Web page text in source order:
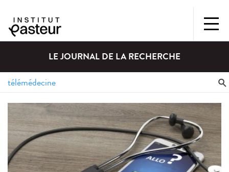
LE JOURNAL DE LA RECHERCHE